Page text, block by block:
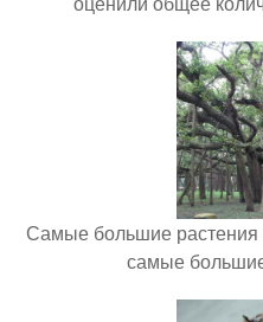
Самые большие
самые